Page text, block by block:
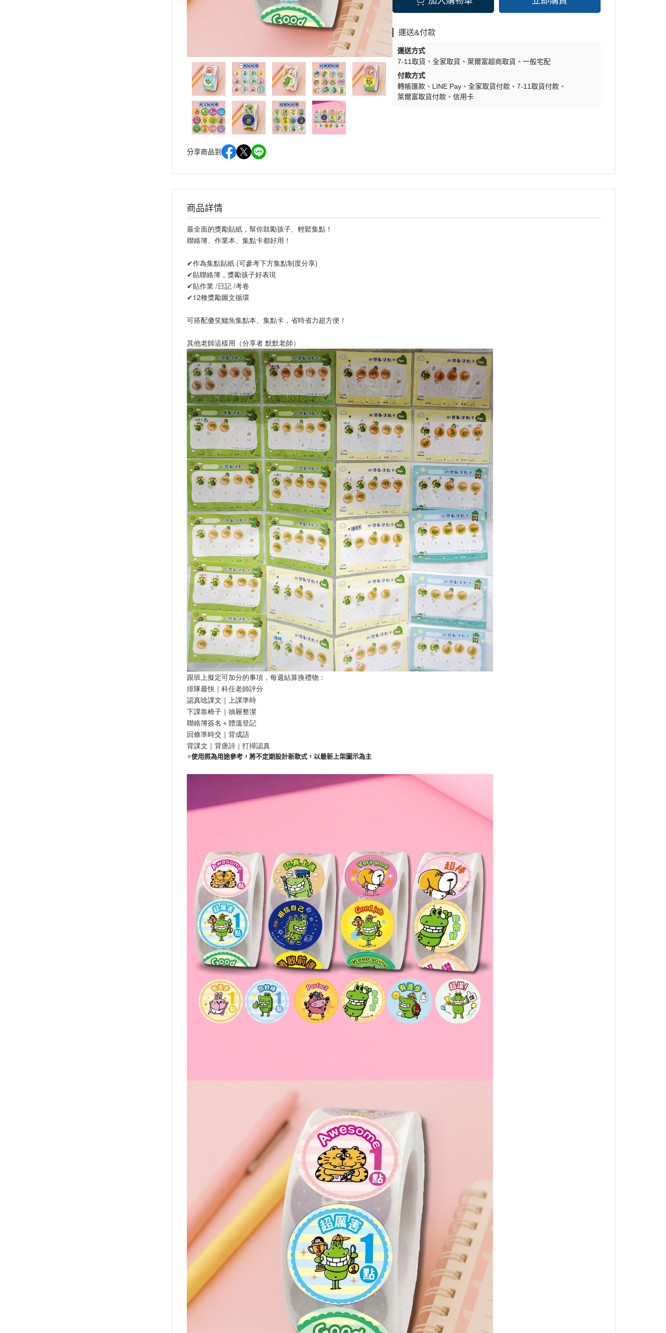
分享商品到
運送&付款
運送方式
7-11取貨
全家取貨 萊爾富超商取貨
一般宅配
付款方式
轉帳匯款
LINE Pay 全家取貨付款
7-11取貨付款
萊爾富取貨付款
信用卡
商品詳情
最全面的獎勵貼紙，幫你鼓勵孩子、輕鬆集點！
聯絡簿、作業本、集點卡都好用！
✔作為集點貼紙 (可參考下方集點制度分享)
✔貼聯絡簿，獎勵孩子好表現
✔貼作業 /日記 /考卷
✔12種獎勵圖文循環
可搭配傻笑鱷魚集點本、集點卡，省時省力超方便！
其他老師這樣用（分享者 默默老師）
跟班上擬定可加分的事項，每週結算換禮物：
排隊最快｜科任老師評分
認真唸課文｜上課準時
下課靠椅子｜抽屜整潔
聯絡簿簽名＋體溫登記
回條準時交｜背成語
背課文｜背唐詩｜打掃認真
⭐使用照為用途參考，將不定期設計新款式，以最新上架圖示為主